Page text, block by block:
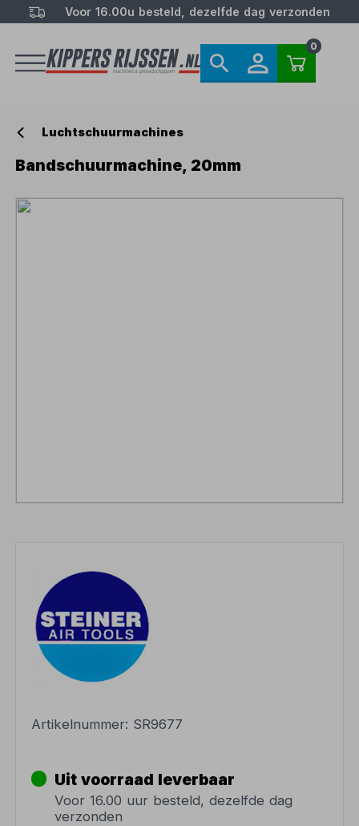
Voor 16.00u besteld, dezelfde dag verzonden
0
Luchtschuurmachines
Bandschuurmachine, 20mm
Artikelnummer: SR9677
Uit voorraad leverbaar
Voor 16.00 uur besteld, dezelfde dag
verzonden